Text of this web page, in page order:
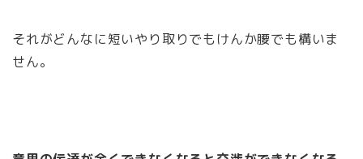
それがどんなに短いやり取りでもけんか腰でも構いま
せん。